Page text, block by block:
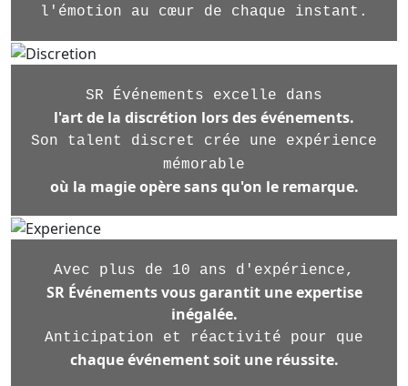
l'émotion au cœur de chaque instant.
SR Événements excelle dans
l'art de la discrétion lors des événements.
Son talent discret crée une expérience
mémorable
où la magie opère sans qu'on le remarque.
Avec plus de 10 ans d'expérience,
SR Événements vous garantit une expertise
inégalée.
Anticipation et réactivité pour que
chaque événement soit une réussite.